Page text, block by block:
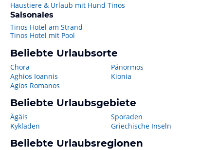
Haustiere & Urlaub mit Hund Tinos
Saisonales
Tinos Hotel am Strand
Tinos Hotel mit Pool
Beliebte Urlaubsorte
Chora
Aghios Ioannis
Agios Romanos
Pánormos
Kionia
Beliebte Urlaubsgebiete
Ägäis
Kykladen
Sporaden
Griechische Inseln
Beliebte Urlaubsregionen